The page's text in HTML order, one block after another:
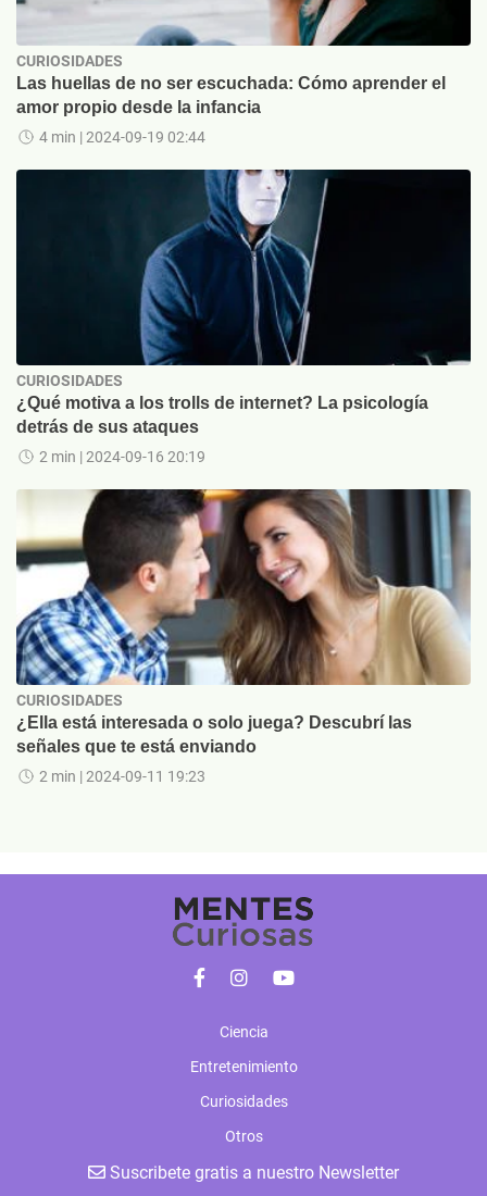
CURIOSIDADES
Las huellas de no ser escuchada: Cómo aprender el
amor propio desde la infancia
4 min | 2024-09-19 02:44
CURIOSIDADES
¿Qué motiva a los trolls de internet? La psicología
detrás de sus ataques
2 min | 2024-09-16 20:19
CURIOSIDADES
¿Ella está interesada o solo juega? Descubrí las
señales que te está enviando
2 min | 2024-09-11 19:23
Ciencia
Entretenimiento
Curiosidades
Otros
Suscribete gratis a nuestro Newsletter